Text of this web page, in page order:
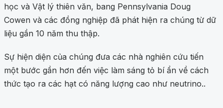
học và Vật lý thiên văn, bang Pennsylvania Doug
Cowen và các đồng nghiệp đã phát hiện ra chúng từ dữ
liệu gần 10 năm thu thập.
Sự hiện diện của chúng đưa các nhà nghiên cứu tiến
một bước gần hơn đến việc làm sáng tỏ bí ẩn về cách
thức tạo ra các hạt có năng lượng cao như neutrino..